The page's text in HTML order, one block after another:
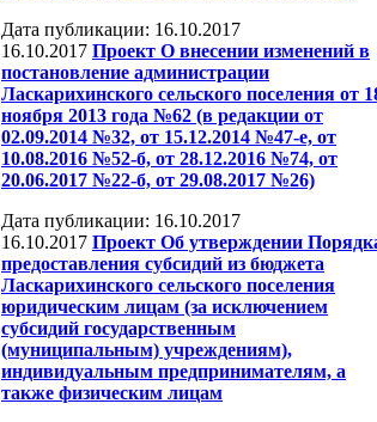
Дата публикации: 16.10.2017
16.10.2017 Проект О внесении изменений в
постановление администрации
Ласкарихинского сельского поселения от
ноября 2013 года №62 (в редакции от
02.09.2014 №32, от 15.12.2014 №47-е, от
10.08.2016 №52-б, от 28.12.2016 №74, от
20.06.2017 №22-б, от 29.08.2017 №26)
Дата публикации: 16.10.2017
16.10.2017 Проект Об утверждении
предоставления субсидий из бюджета
Ласкарихинского сельского поселения
юридическим лицам (за исключением
субсидий государственным
(муниципальным) учреждениям),
индивидуальным предпринимателям, а
также физическим лицам